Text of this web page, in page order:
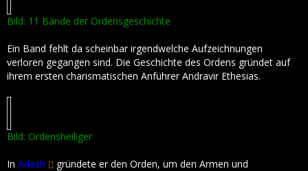
Bild: 11 Bände der Ordensgeschichte
Ein Band fehlt da scheinbar irgendwelche Aufzeichnungen
verloren gegangen sind. Die Geschichte des Ordens gründet auf
ihrem ersten charismatischen Anführer Andravir Ethesias.
Bild: Ordensheiliger
In Adash
gründete er den Orden, um den Armen und